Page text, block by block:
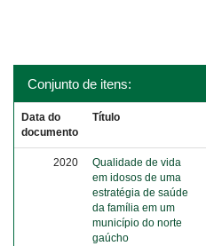
Conjunto de itens:
Data do
documento
Título
2020
Qualidade de vida
em idosos de uma
estratégia de saúde
da família em um
município do norte
gaúcho